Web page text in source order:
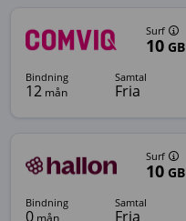
Surf
10GB
bindning
12 mån
samtal
Fria
Surf
10GB
bindning
0 mån
samtal
Fria